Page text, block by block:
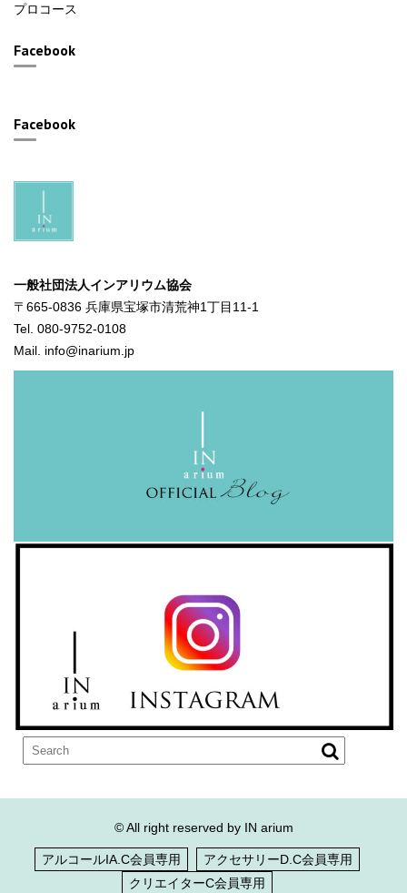
プロコース
Facebook
Facebook
一般社団法人インアリウム協会
〒665-0836 兵庫県宝塚市清荒神1丁目11-1
Tel. 080-9752-0108
Mail. info@inarium.jp
© All right reserved by IN arium
アルコールIA.C会員専用
アクセサリーD.C会員専用
クリエイターC会員専用